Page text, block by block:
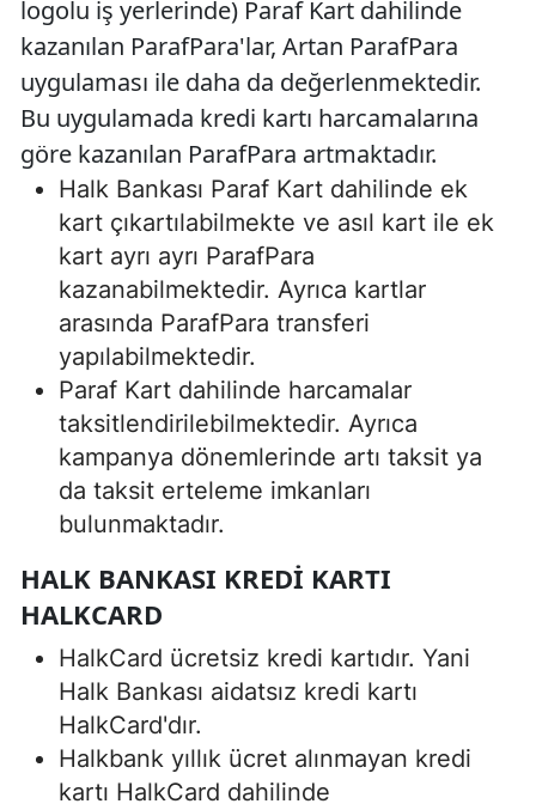
logolu iş yerlerinde) Paraf Kart dahilinde
kazanılan ParafPara'lar, Artan ParafPara
uygulaması ile daha da değerlenmektedir.
Bu uygulamada kredi kartı harcamalarına
göre kazanılan ParafPara artmaktadır.
Halk Bankası Paraf Kart dahilinde ek
kart çıkartılabilmekte ve asıl kart ile ek
kart ayrı ayrı ParafPara
kazanabilmektedir. Ayrıca kartlar
arasında ParafPara transferi
yapılabilmektedir.
Paraf Kart dahilinde harcamalar
taksitlendirilebilmektedir. Ayrıca
kampanya dönemlerinde artı taksit ya
da taksit erteleme imkanları
bulunmaktadır.
HALK BANKASI KREDI KARTI
HALKCARD
HalkCard ücretsiz kredi kartıdır. Yani
Halk Bankası aidatsız kredi kartı
HalkCard'dır.
Halkbank yıllık ücret alınmayan kredi
kartı HalkCard dahilinde